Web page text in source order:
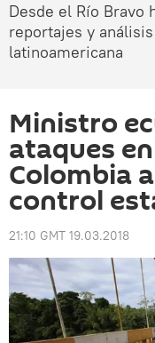
Desde el Río Bravo
reportajes y
latinoamericana
Ministro
ataques
Colombia
control
21:10 GMT 19.03.2018